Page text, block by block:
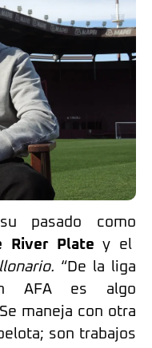
pasado como
River Plate y el
“De la liga
AFA es algo
maneja con otra
son trabajos